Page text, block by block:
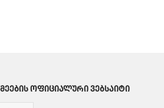
ᲝᲤᲘᲪᲘᲐᲚᲣᲠᲘ ᲕᲔᲑᲡᲐᲘᲢᲘ